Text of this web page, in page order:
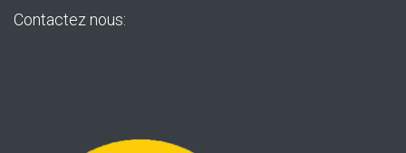
Contactez nous: